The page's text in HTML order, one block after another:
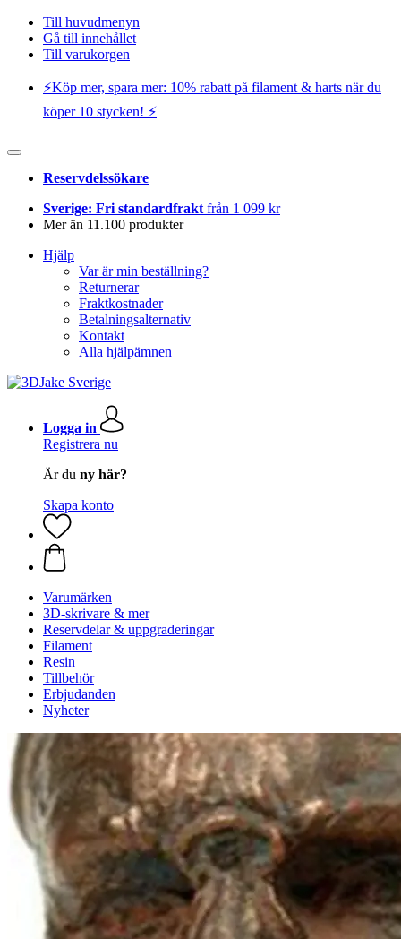
Till huvudmenyn
Gå till innehållet
Till varukorgen
⚡️Köp mer, spara mer: 10% rabatt på filament & harts när du
köper 10 stycken! ⚡️
Reservdelssökare
Sverige: Fri standardfrakt från 1 099 kr
Mer än 11.100 produkter
Hjälp
Var är min beställning?
Returnerar
Fraktkostnader
Betalningsalternativ
Kontakt
Alla hjälpämnen
Logga in
Registrera nu
Är du ny här?
Skapa konto
Varumärken
3D-skrivare & mer
Reservdelar & uppgraderingar
Filament
Resin
Tillbehör
Erbjudanden
Nyheter